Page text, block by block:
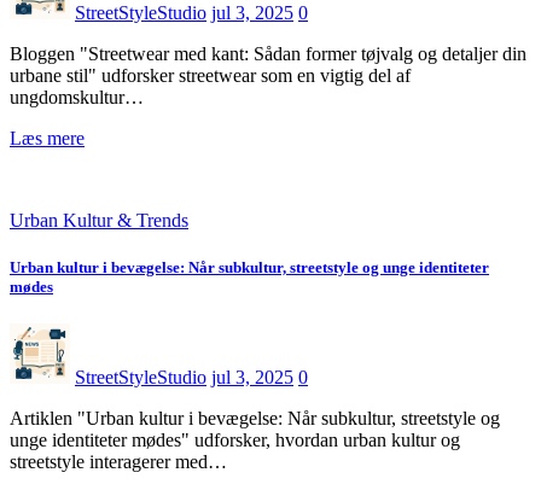
StreetStyleStudio jul 3, 2025 0
Bloggen "Streetwear med kant: Sådan former tøjvalg og detaljer din
urbane stil" udforsker streetwear som en vigtig del af
ungdomskultur…
Læs mere
Urban Kultur & Trends
Urban kultur i bevægelse: Når subkultur, streetstyle og unge identiteter
mødes
StreetStyleStudio jul 3, 2025 0
Artiklen "Urban kultur i bevægelse: Når subkultur, streetstyle og
unge identiteter mødes" udforsker, hvordan urban kultur og
streetstyle interagerer med…